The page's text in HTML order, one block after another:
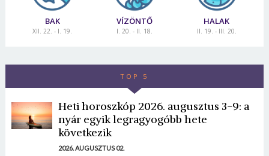
BAK
XII. 22. - I. 19.
VÍZÖNTŐ
I. 20. - II. 18.
HALAK
II. 19. - III. 20.
TOP 5
Heti horoszkóp 2026. augusztus 3-9: a
nyár egyik legragyogóbb hete
következik
2026. AUGUSZTUS 02.